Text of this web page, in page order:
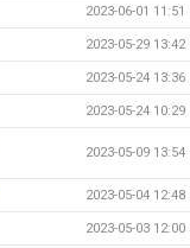
2023-06-01 11:51
2023-05-29 13:42
2023-05-24 13:36
2023-05-24 10:29
2023-05-09 13:54
2023-05-04 12:48
2023-05-03 12:00